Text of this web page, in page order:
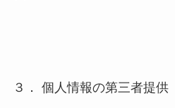
３． 個人情報の第三者提供